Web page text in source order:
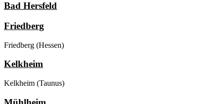
Bad Hersfeld
Friedberg
Friedberg (Hessen)
Kelkheim
Kelkheim (Taunus)